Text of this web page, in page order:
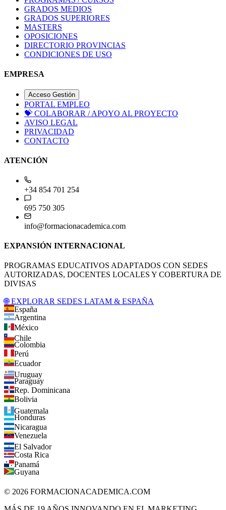
GRADOS MEDIOS
GRADOS SUPERIORES
MASTERS
OPOSICIONES
DIRECTORIO PROVINCIAS
CONDICIONES DE USO
EMPRESA
Acceso Gestión
PORTAL EMPLEO
💝 COLABORAR / APOYO AL PROYECTO
AVISO LEGAL
PRIVACIDAD
CONTACTO
ATENCIÓN
+34 854 701 254
695 750 305
info@formacionacademica.com
EXPANSIÓN INTERNACIONAL
PROGRAMAS EDUCATIVOS ADAPTADOS CON SEDES
AUTORIZADAS, DOCENTES LOCALES Y COBERTURA DE
DIVISAS
🌐 EXPLORAR SEDES LATAM & ESPAÑA
España
Argentina
México
Chile
Colombia
Perú
Ecuador
Uruguay
Paraguay
Rep. Dominicana
Bolivia
Guatemala
Honduras
Nicaragua
Venezuela
El Salvador
Costa Rica
Panamá
Guyana
© 2026 FORMACIONACADEMICA.COM